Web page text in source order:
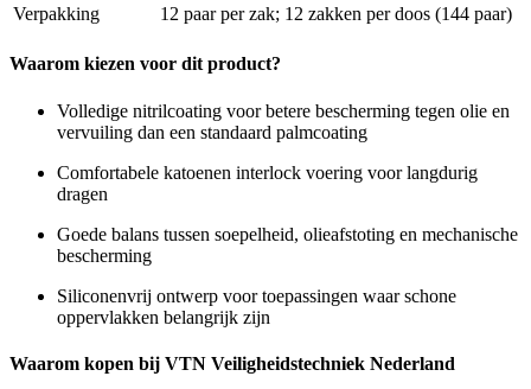
Verpakking
12 paar per zak; 12 zakken per doos (144 paar)
Waarom kiezen voor dit product?
Volledige nitrilcoating voor betere bescherming tegen olie en
vervuiling dan een standaard palmcoating
Comfortabele katoenen interlock voering voor langdurig
dragen
Goede balans tussen soepelheid, olieafstoting en mechanische
bescherming
Siliconenvrij ontwerp voor toepassingen waar schone
oppervlakken belangrijk zijn
Waarom kopen bij VTN Veiligheidstechniek Nederland